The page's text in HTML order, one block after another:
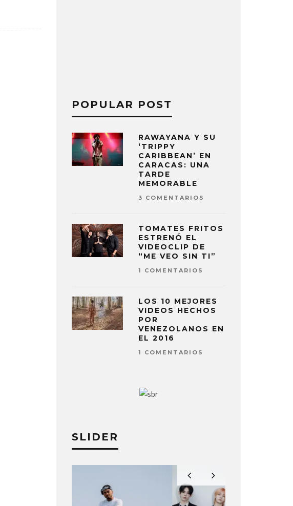
POPULAR POST
RAWAYANA Y SU
‘TRIPPY
CARIBBEAN’ EN
CARACAS: UNA
TARDE
MEMORABLE
3 COMENTARIOS
TOMATES FRITOS
ESTRENÓ EL
VIDEOCLIP DE
“ME VEO SIN TI”
1 COMENTARIOS
LOS 10 MEJORES
VIDEOS HECHOS
POR
VENEZOLANOS EN
EL 2016
1 COMENTARIOS
SLIDER